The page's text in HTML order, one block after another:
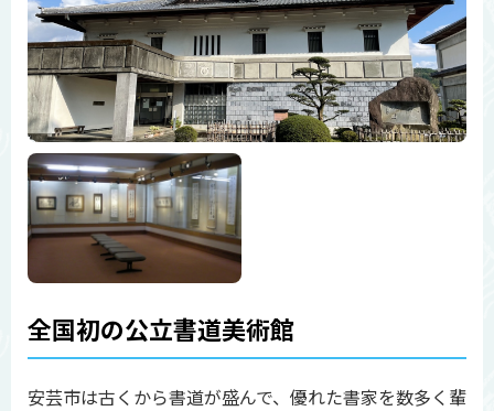
全国初の公立書道美術館
安芸市は古くから書道が盛んで、優れた書家を数多く輩